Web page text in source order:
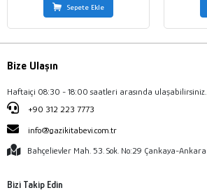
Sepete Ekle
Bize Ulaşın
Haftaiçi 08:30 - 18:00 saatleri arasında ulaşabilirsiniz.
+90 312 223 7773
info@gazikitabevi.com.tr
Bahçelievler Mah. 53. Sok. No:29 Çankaya-Ankara
Bizi Takip Edin